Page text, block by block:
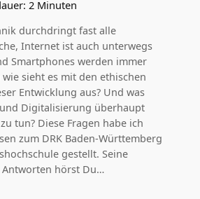
2 Minuten
durchdringt fast alle
Internet ist auch unterwegs
Smartphones werden immer
sieht es mit den ethischen
Entwicklung aus? Und was
Digitalisierung überhaupt
tun? Diese Fragen habe ich
zum DRK Baden-Württemberg
gestellt. Seine
Antworten hörst Du…